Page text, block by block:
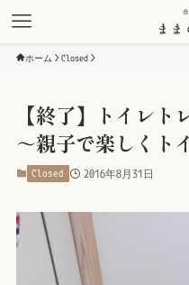
ホーム Closed
【終了】トイレト
～親子で楽しくト
Closed 2016年8月31日